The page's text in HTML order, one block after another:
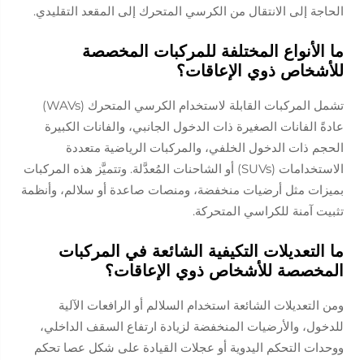
الحاجة إلى الانتقال من الكرسي المتحرك إلى المقعد التقليدي.
ما الأنواع المختلفة للمركبات المخصصة
للأشخاص ذوي الإعاقات؟
تشمل المركبات القابلة لاستخدام الكرسي المتحرك (WAVs)
عادةً الفانات الصغيرة ذات الدخول الجانبي، والفانات الكبيرة
الحجم ذات الدخول الخلفي، والمركبات الرياضية متعددة
الاستخدامات (SUVs) أو الشاحنات المُعدَّلة. وتتميَّز هذه المركبات
بميزات مثل أرضيات منخفضة، ومنصات صاعدة أو سلالم، وأنظمة
تثبيت آمنة للكراسي المتحركة.
ما التعديلات التكيفية الشائعة في المركبات
المخصصة للأشخاص ذوي الإعاقات؟
ومن التعديلات الشائعة استخدام السلالم أو الرافعات الآلية
للدخول، والأرضيات المنخفضة لزيادة ارتفاع السقف الداخلي،
ووحدات التحكم اليدوية أو عجلات القيادة على شكل عصا تحكم